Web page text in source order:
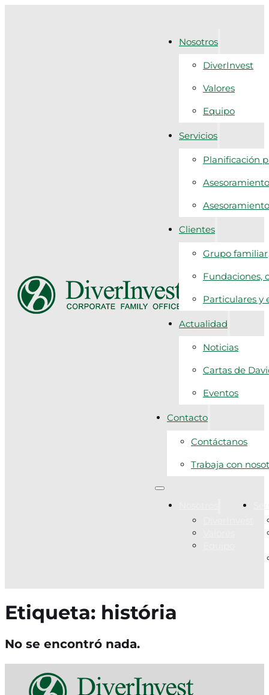
Nosotros
DiverInvest
Valores
Equipo
Servicios
Planificación
Clientes
Grupo familiar
Fundaciones,
Particulares y
Actualidad
Noticias
Cartas de
Eventos
Contacto
Contáctanos
Trabaja con
Etiqueta: história
No se encontró nada.